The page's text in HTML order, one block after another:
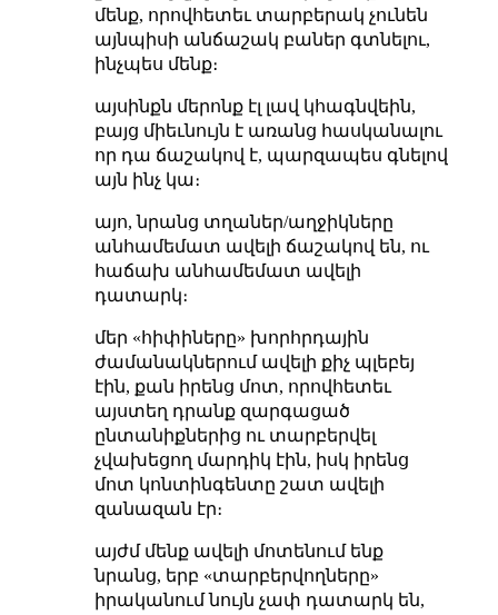
մենք, որովհետեւ տարբերակ չունեն
այնպիսի անճաշակ բաներ գտնելու,
ինչպես մենք։
այսինքն մերոնք էլ լավ կհագնվեին,
բայց միեւնույն է առանց հասկանալու
որ դա ճաշակով է, պարզապես գնելով
այն ինչ կա։
այո, նրանց տղաներ/աղջիկները
անհամեմատ ավելի ճաշակով են, ու
հաճախ անհամեմատ ավելի
դատարկ։
մեր «հիփիները» խորհրդային
ժամանակներում ավելի քիչ պլեբեյ
էին, քան իրենց մոտ, որովհետեւ
այստեղ դրանք զարգացած
ընտանիքներից ու տարբերվել
չվախեցող մարդիկ էին, իսկ իրենց
մոտ կոնտինգենտը շատ ավելի
զանազան էր։
այժմ մենք ավելի մոտենում ենք
նրանց, երբ «տարբերվողները»
իրականում նույն չափ դատարկ են,